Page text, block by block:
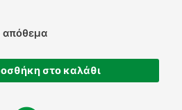
απόθεμα
στο καλάθι